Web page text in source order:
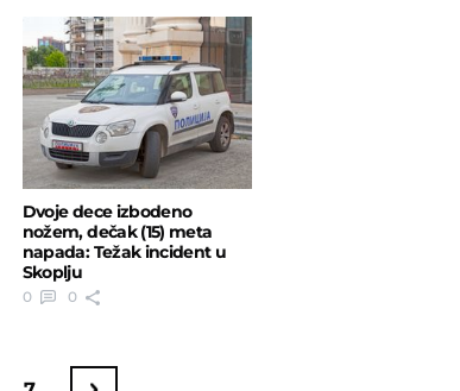
Dvoje dece izbodeno
nožem, dečak (15) meta
napada: Težak incident u
Skoplju
0 0